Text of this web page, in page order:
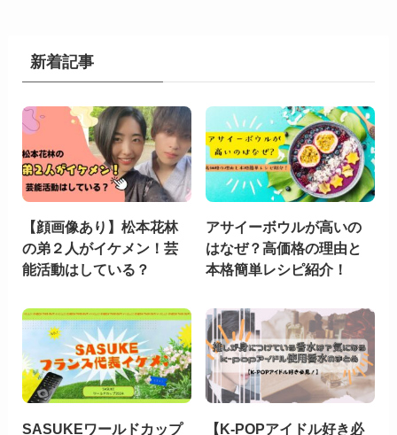
新着記事
【顔画像あり】松本花林
の弟２人がイケメン！芸
能活動はしている？
アサイーボウルが高いの
はなぜ？高価格の理由と
本格簡単レシピ紹介！
SASUKEワールドカップ
【K-POPアイドル好き必